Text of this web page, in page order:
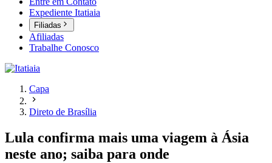
Expediente Itatiaia
Filiadas
Afiliadas
Trabalhe Conosco
Capa
Direto de Brasília
Lula confirma mais uma viagem à Ásia
neste ano; saiba para onde